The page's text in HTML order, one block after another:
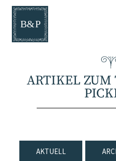
ARTIKEL
AKTUELL